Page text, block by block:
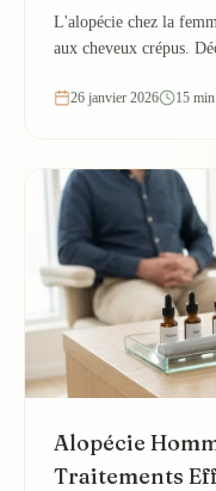
L'alopécie chez la
aux cheveux crépus.
26 janvier 2026 15 min
Alopécie
Traitements